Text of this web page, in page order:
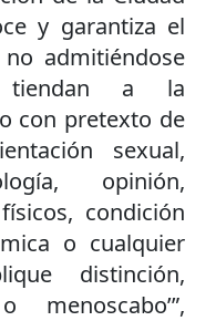
y garantiza el
admitiéndose
tiendan a la
con pretexto de
sexual,
opinión,
condición
o cualquier
distinción,
menoscabo’”,